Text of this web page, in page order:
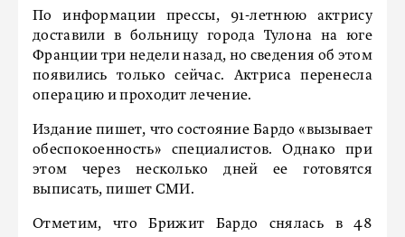
По информации прессы, 91-летнюю актрису
доставили в больницу города Тулона на юге
Франции три недели назад, но сведения об этом
появились только сейчас. Актриса перенесла
операцию и проходит лечение.
Издание пишет, что состояние Бардо «вызывает
обеспокоенность» специалистов. Однако при
этом через несколько дней ее готовятся
выписать, пишет СМИ.
Отметим, что Брижит Бардо снялась в 48